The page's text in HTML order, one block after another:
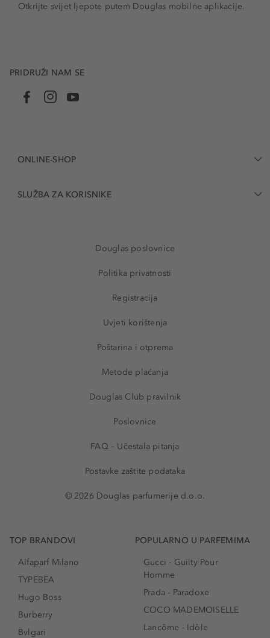
Otkrijte svijet ljepote putem Douglas mobilne aplikacije.
PRIDRUŽI NAM SE
ONLINE-SHOP
SLUŽBA ZA KORISNIKE
Douglas poslovnice
Politika privatnosti
Registracija
Uvjeti korištenja
Poštarina i otprema
Metode plaćanja
Douglas Club pravilnik
Poslovnice
FAQ – Učestala pitanja
Postavke zaštite podataka
© 2026 Douglas parfumerije d.o.o.
TOP BRANDOVI
Alfaparf Milano
TYPEBEA
Hugo Boss
Burberry
Bvlgari
POPULARNO U PARFEMIMA
Gucci - Guilty Pour
Homme
Prada - Paradoxe
COCO MADEMOISELLE
Lancôme - Idôle